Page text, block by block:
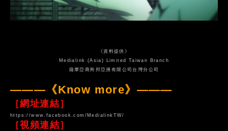
《資料提供》
Medialink (Asia) Limited Taiwan Branch
薩摩亞商羚邦亞洲有限公司台灣分公司
———《Know more》———
［網址連結］
https://www.facebook.com/MedialinkTW/
［視頻連結］